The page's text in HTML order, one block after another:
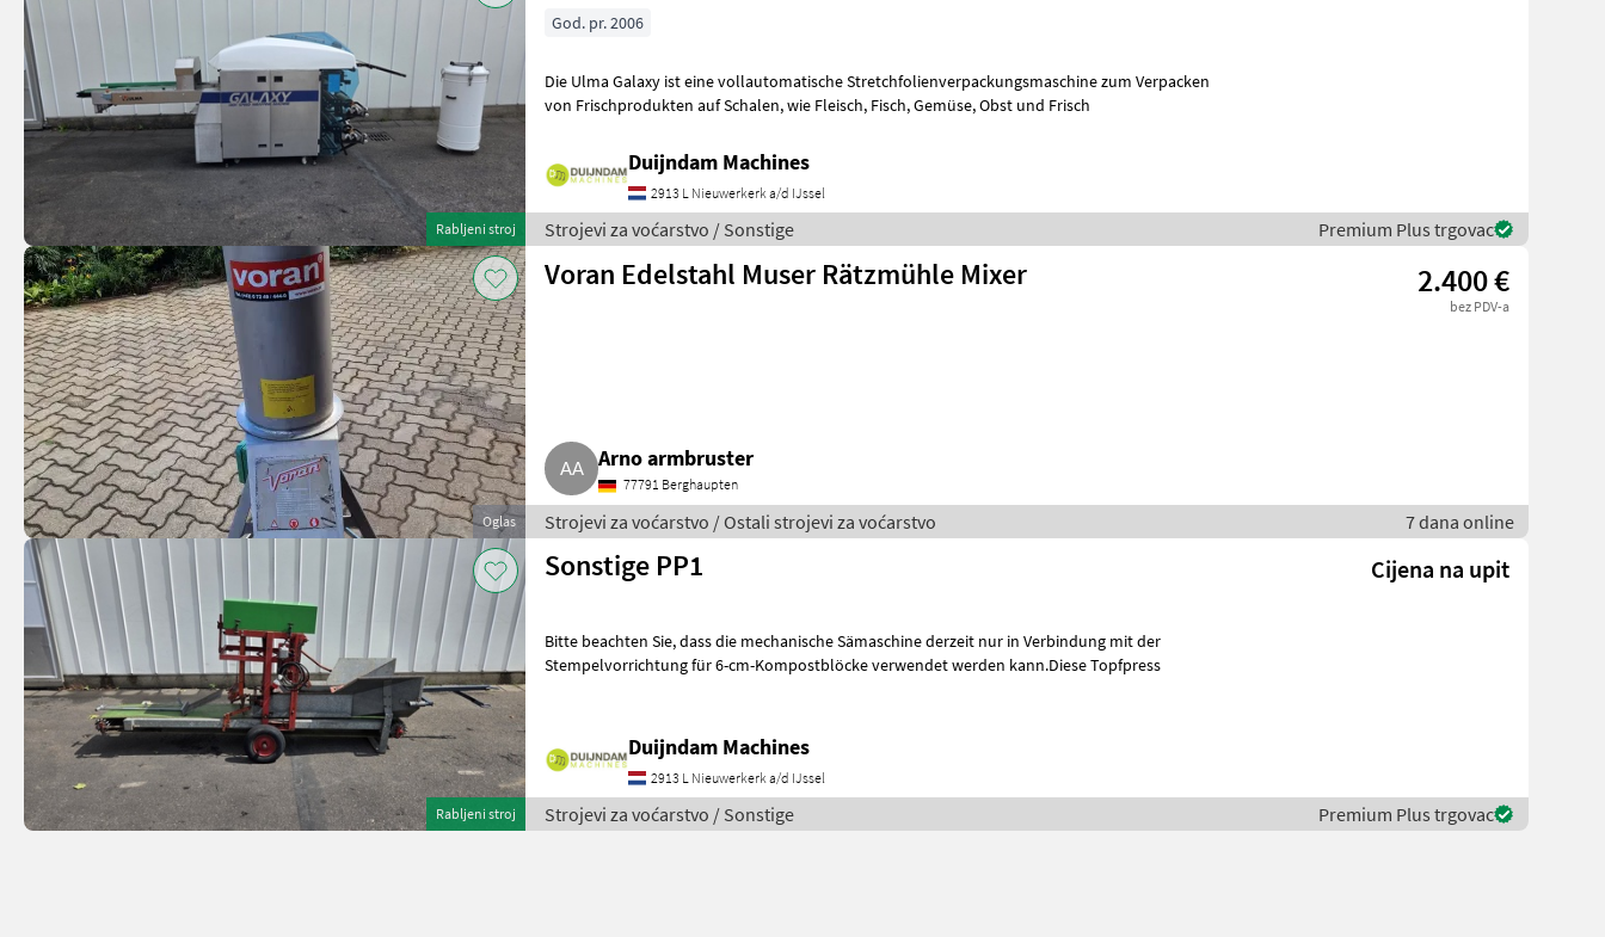
Rabljeni stroj
God. pr. 2006
Die Ulma Galaxy ist eine vollautomatische Stretchfolienverpackungsmaschine zum Verpacken
von Frischprodukten auf Schalen, wie Fleisch, Fisch, Gemüse, Obst und Frisch
Duijndam Machines
2913 L Nieuwerkerk a/d IJssel
Strojevi za voćarstvo / Sonstige Premium Plus trgovac
Oglas
Voran Edelstahl Muser Rätzmühle Mixer 2.400 €
bez PDV-a
Arno armbruster
77791 Berghaupten
Strojevi za voćarstvo / Ostali strojevi za voćarstvo 7 dana online
Rabljeni stroj
Sonstige PP1 Cijena na upit
Bitte beachten Sie, dass die mechanische Sämaschine derzeit nur in Verbindung mit der
Stempelvorrichtung für 6-cm-Kompostblöcke verwendet werden kann.Diese Topfpress
Duijndam Machines
2913 L Nieuwerkerk a/d IJssel
Strojevi za voćarstvo / Sonstige Premium Plus trgovac